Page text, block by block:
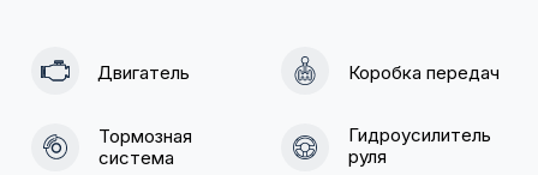
Двигатель
Тормозная
система
Гидроусилитель
руля
Коробка передач